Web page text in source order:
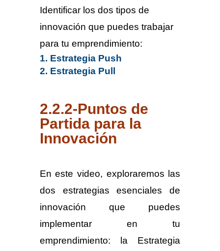
Identificar los dos tipos de
innovación que puedes trabajar
para tu emprendimiento:
Estrategia Push
Estrategia Pull
2.2.2-Puntos de
Partida para la
Innovación
En este video, exploraremos las
dos estrategias esenciales de
innovación que puedes
implementar en tu
emprendimiento: la Estrategia